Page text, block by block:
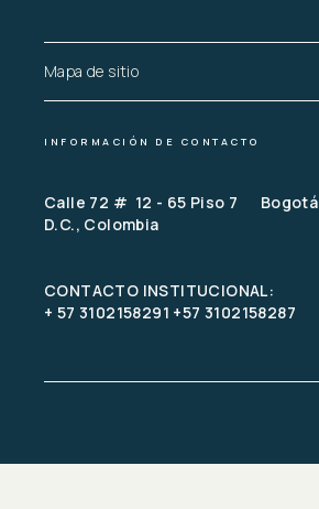
Mapa de sitio
INFORMACIÓN DE CONTACTO
Calle 72 #  12 - 65 Piso 7      Bogotá
D.C., Colombia
CONTACTO INSTITUCIONAL:
+ 57 3102158291 +57 3102158287